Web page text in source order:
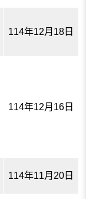
114年12月18日
114年12月16日
114年11月20日